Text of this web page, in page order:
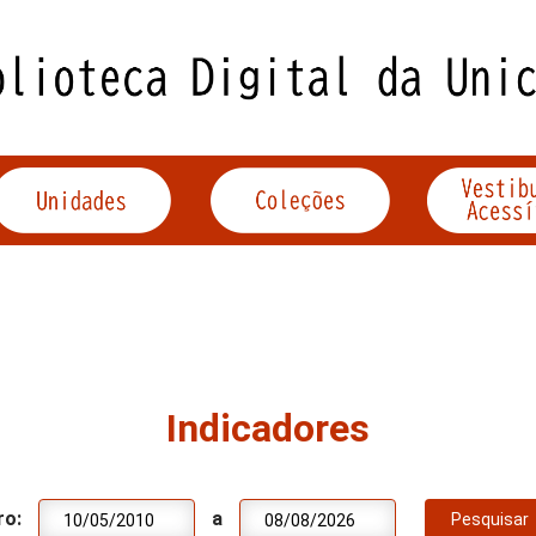
Indicadores
a